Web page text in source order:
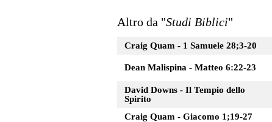
Altro da "Studi Biblici"
Craig Quam - 1 Samuele 28;3-20
Dean Malispina - Matteo 6:22-23
David Downs - Il Tempio dello
Spirito
Craig Quam - Giacomo 1;19-27